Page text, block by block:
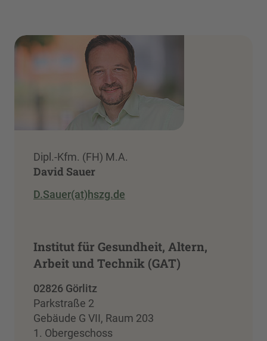
Dipl.-Kfm. (FH) M.A.
David Sauer
D.Sauer(at)hszg.de
Institut für Gesundheit, Altern,
Arbeit und Technik (GAT)
02826 Görlitz
Parkstraße 2
Gebäude G VII, Raum 203
1. Obergeschoss